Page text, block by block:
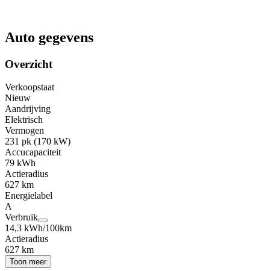
Auto gegevens
Overzicht
Verkoopstaat
Nieuw
Aandrijving
Elektrisch
Vermogen
231 pk (170 kW)
Accucapaciteit
79 kWh
Actieradius
627 km
Energielabel
A
Verbruik
14,3 kWh/100km
Actieradius
627 km
Toon meer